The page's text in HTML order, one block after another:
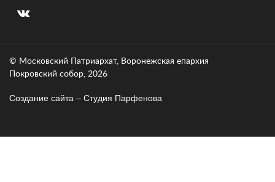
© Московский Патриархат, Воронежcкая епархия
Покровский собор, 2026
Создание сайта – Cтудия Парфенова